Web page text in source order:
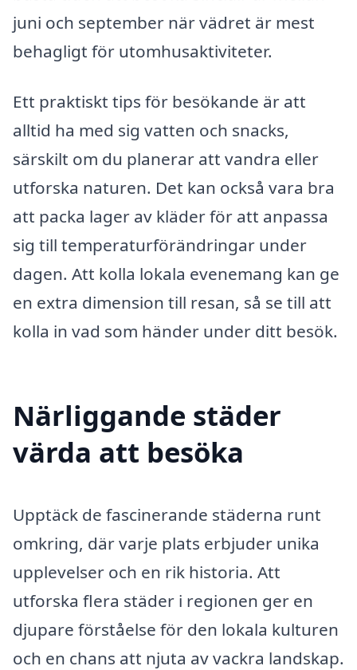
juni och september när vädret är mest
behagligt för utomhusaktiviteter.
Ett praktiskt tips för besökande är att
alltid ha med sig vatten och snacks,
särskilt om du planerar att vandra eller
utforska naturen. Det kan också vara bra
att packa lager av kläder för att anpassa
sig till temperaturförändringar under
dagen. Att kolla lokala evenemang kan ge
en extra dimension till resan, så se till att
kolla in vad som händer under ditt besök.
Närliggande städer
värda att besöka
Upptäck de fascinerande städerna runt
omkring, där varje plats erbjuder unika
upplevelser och en rik historia. Att
utforska flera städer i regionen ger en
djupare förståelse för den lokala kulturen
och en chans att njuta av vackra landskap.